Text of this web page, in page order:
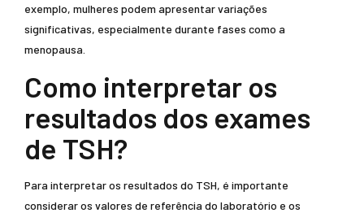
exemplo, mulheres podem apresentar variações
significativas, especialmente durante fases como a
menopausa.
Como interpretar os
resultados dos exames
de TSH?
Para interpretar os resultados do TSH, é importante
considerar os valores de referência do laboratório e os